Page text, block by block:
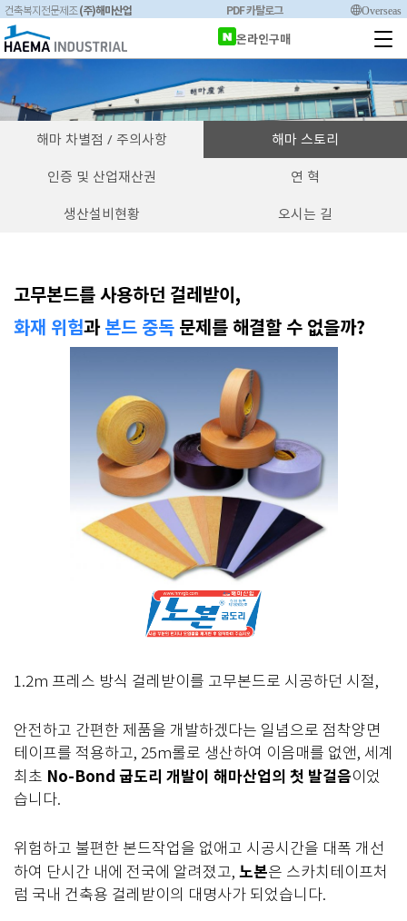
건축복지전문제조(주)해마산업 PDF 카탈로그 Overseas
온라인구매
해마 차별점 / 주의사항 해마 스토리
인증 및 산업재산권 연 혁
생산설비현황 오시는 길
고무본드를 사용하던 걸레받이,
화재 위험과 본드 중독 문제를 해결할 수 없을까?
1.2m 프레스 방식 걸레받이를 고무본드로 시공하던 시절,
안전하고 간편한 제품을 개발하겠다는 일념으로 점착양면
테이프를 적용하고, 25m롤로 생산하여 이음매를 없앤, 세계
최초 No-Bond 굽도리 개발이 해마산업의 첫 발걸음이었
습니다.
위험하고 불편한 본드작업을 없애고 시공시간을 대폭 개선
하여 단시간 내에 전국에 알려졌고, 노본은 스카치테이프처
럼 국내 건축용 걸레받이의 대명사가 되었습니다.